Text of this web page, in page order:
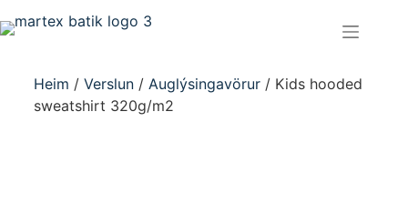
Heim / Verslun/ Auglýsingavörur/ Kids hooded
sweatshirt 320g/m2